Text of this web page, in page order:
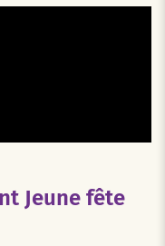
Jeune fête